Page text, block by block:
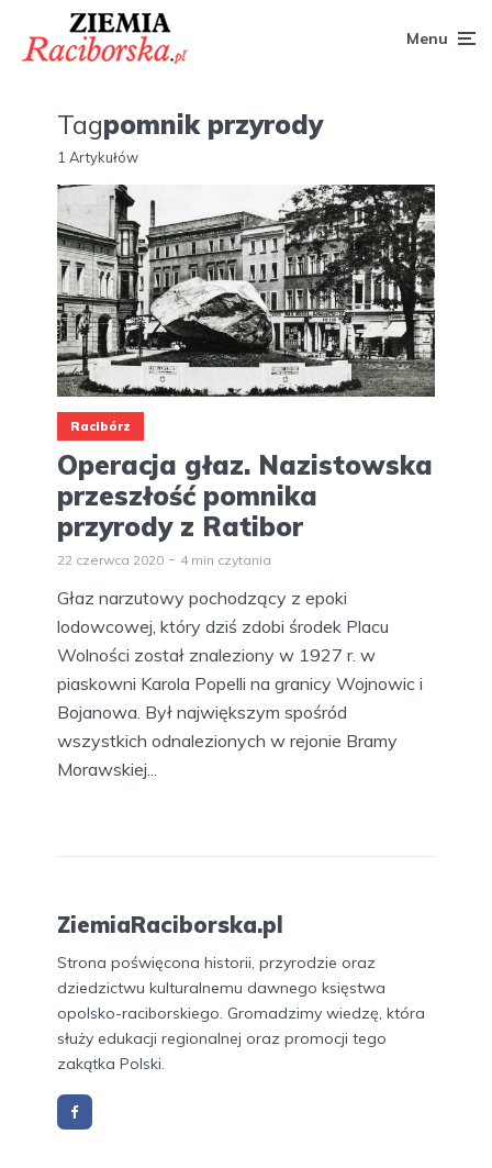
Menu
Tagpomnik przyrody
1 Artykułów
Racibórz
Operacja głaz. Nazistowska
przeszłość pomnika
przyrody z Ratibor
22 czerwca 2020 4 min czytania
Głaz narzutowy pochodzący z epoki
lodowcowej, który dziś zdobi środek Placu
Wolności został znaleziony w 1927 r. w
piaskowni Karola Popelli na granicy Wojnowic i
Bojanowa. Był największym spośród
wszystkich odnalezionych w rejonie Bramy
Morawskiej...
ZiemiaRaciborska.pl
Strona poświęcona historii, przyrodzie oraz
dziedzictwu kulturalnemu dawnego księstwa
opolsko-raciborskiego. Gromadzimy wiedzę, która
służy edukacji regionalnej oraz promocji tego
zakątka Polski.